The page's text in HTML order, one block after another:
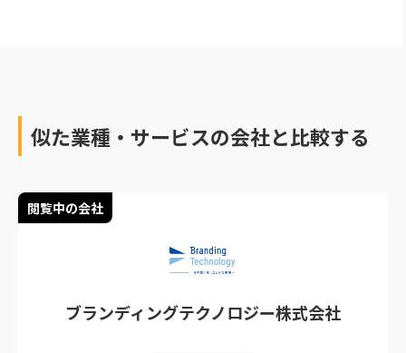
似た業種・サービスの会社と比較する
閲覧中の会社
ブランディングテクノロジー株式会社